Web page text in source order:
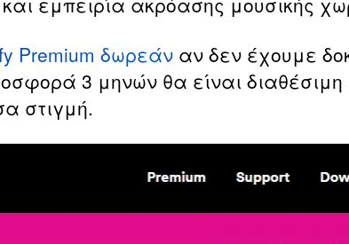
Premium δωρεάν αν δεν έχουμε
3 μηνών θα είναι διαθέσιμη
στιγμή.